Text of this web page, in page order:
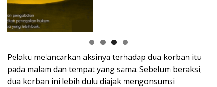
Pelaku melancarkan aksinya terhadap dua korban itu
pada malam dan tempat yang sama. Sebelum beraksi,
dua korban ini lebih dulu diajak mengonsumsi